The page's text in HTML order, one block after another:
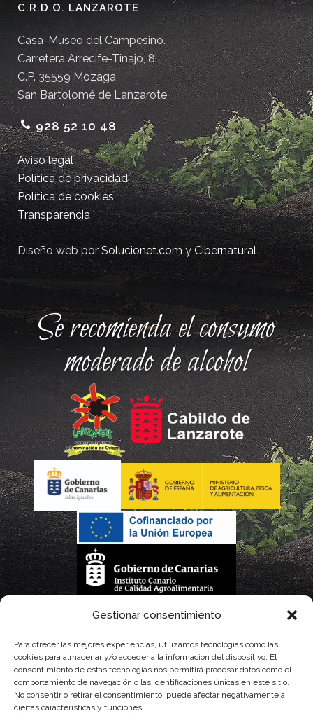
Gestionar consentimiento
Para ofrecer las mejores experiencias, utilizamos tecnologías como las
cookies para almacenar y/o acceder a la información del dispositivo. El
consentimiento de estas tecnologías nos permitirá procesar datos como el
comportamiento de navegación o las identificaciones únicas en este sitio.
No consentir o retirar el consentimiento, puede afectar negativamente a
ciertas características y funciones.
C.R.D.O. LANZAROTE
Casa-Museo del Campesino.
Carretera Arrecife-Tinajo, 8.
C.P. 35559 Mozaga
San Bartolomé de Lanzarote
928 52 10 48
Aviso legal
Política de privacidad
Política de cookies
Transparencia
Diseño web porSolucionet.comyCibernatural
Se recomienda el consumo
moderado de alcohol
La gestión de la DOP Lanzarote realizada por este Consejo Regulador es financiada,
con fondos provenientes del presupuesto de gastos del Instituto Canario de
Calidad Agroalimentaria